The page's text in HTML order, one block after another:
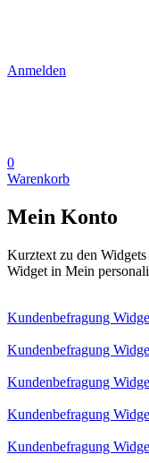
Anmelden
0
Warenkorb
Mein Konto
Kurztext zu den
Widget in Mein
Kundenbefragung
Kundenbefragung
Kundenbefragung
Kundenbefragung
Kundenbefragung